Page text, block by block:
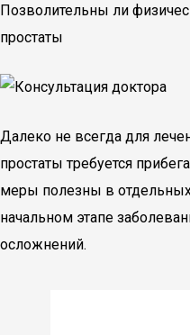
Позволительны ли
простаты
Далеко не всегда для
простаты требуется
меры полезны в
начальном этапе
осложнений.